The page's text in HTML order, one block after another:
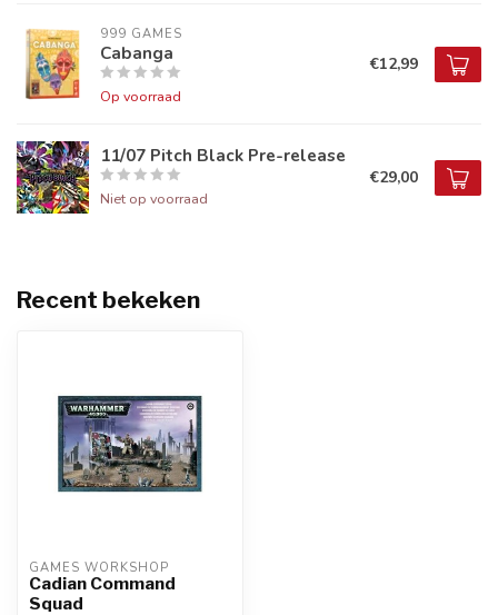
999 GAMES
Cabanga
Op voorraad
€12,99
11/07 Pitch Black Pre-release
Niet op voorraad
€29,00
Recent bekeken
GAMES WORKSHOP
Cadian Command
Squad